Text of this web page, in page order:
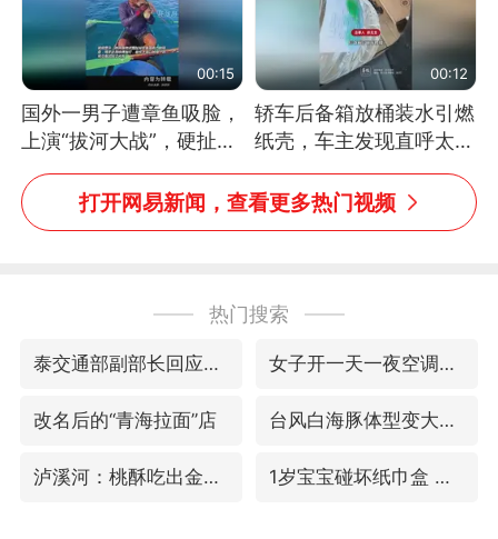
00:15
国外一男子遭章鱼吸脸，
上演“拔河大战”，硬扯加
铁棒敲打方才挣脱
00:12
轿车后备箱放桶装水引燃
纸壳，车主发现直呼太危
险，“拍出来让大家都避
免这个危险”
打开网易新闻，查看更多热门视频
热门搜索
泰交通部副部长回应中国人遭歧视手势 女子开一天一夜空调后二氧化碳中毒
改名后的“青海拉面”店 台风白海豚体型变大近似13个浙江面积
泸溪河：桃酥吃出金属牙冠视频不实 1岁宝宝碰坏纸巾盒 宝妈被索赔924元